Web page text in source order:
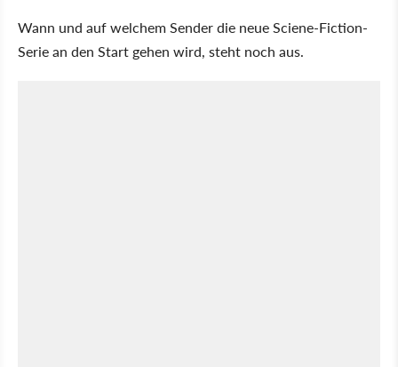
Wann und auf welchem Sender die neue Sciene-Fiction-
Serie an den Start gehen wird, steht noch aus.